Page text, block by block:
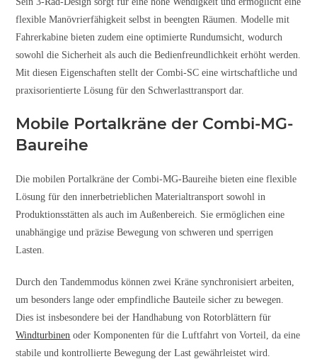
flexible Manövrierfähigkeit selbst in beengten Räumen. Modelle mit
Fahrerkabine bieten zudem eine optimierte Rundumsicht, wodurch
sowohl die Sicherheit als auch die Bedienfreundlichkeit erhöht werden.
Mit diesen Eigenschaften stellt der Combi-SC eine wirtschaftliche und
praxisorientierte Lösung für den Schwerlasttransport dar.
Mobile Portalkräne der Combi-MG-
Baureihe
Die mobilen Portalkräne der Combi-MG-Baureihe bieten eine flexible
Lösung für den innerbetrieblichen Materialtransport sowohl in
Produktionsstätten als auch im Außenbereich. Sie ermöglichen eine
unabhängige und präzise Bewegung von schweren und sperrigen
Lasten.
Durch den Tandemmodus können zwei Kräne synchronisiert arbeiten,
um besonders lange oder empfindliche Bauteile sicher zu bewegen.
Dies ist insbesondere bei der Handhabung von Rotorblättern für
Windturbinen oder Komponenten für die Luftfahrt von Vorteil, da eine
stabile und kontrollierte Bewegung der Last gewährleistet wird.